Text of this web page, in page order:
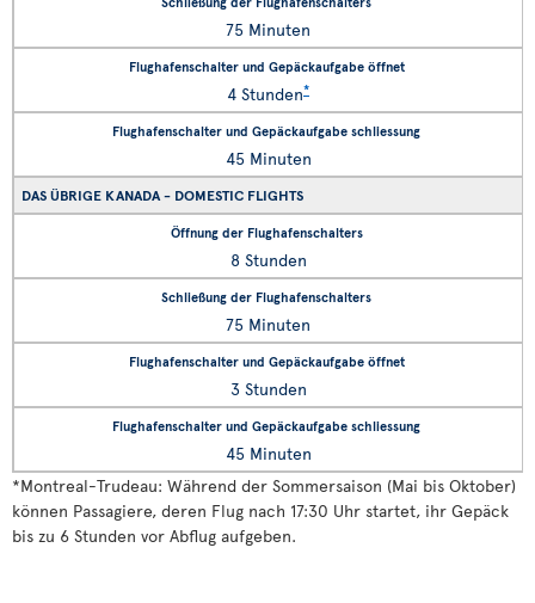
75 Minuten
4 Stunden*
45 Minuten
DAS ÜBRIGE KANADA - DOMESTIC FLIGHTS
8 Stunden
75 Minuten
3 Stunden
45 Minuten
*Montreal-Trudeau: Während der Sommersaison (Mai bis Oktober)
können Passagiere, deren Flug nach 17:30 Uhr startet, ihr Gepäck
bis zu 6 Stunden vor Abflug aufgeben.